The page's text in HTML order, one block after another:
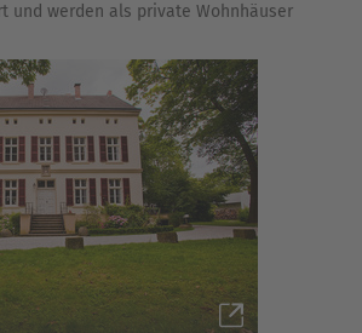
und werden als private Wohnhäuser